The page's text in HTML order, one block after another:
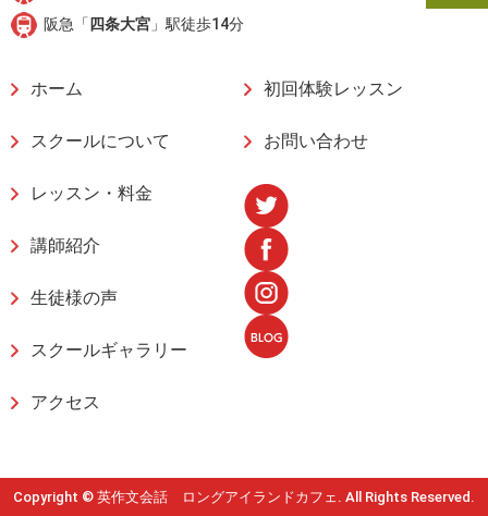
阪急「 四条大宮 」駅徒歩14分
ホーム
スクールについて
レッスン・料金
講師紹介
生徒様の声
スクールギャラリー
アクセス
初回体験レッスン
お問い合わせ
Copyright © 英作文会話 ロングアイランドカフェ. All Rights Reserved.